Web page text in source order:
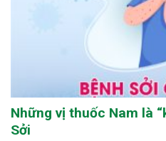
Những vị thuốc Nam là
Sởi